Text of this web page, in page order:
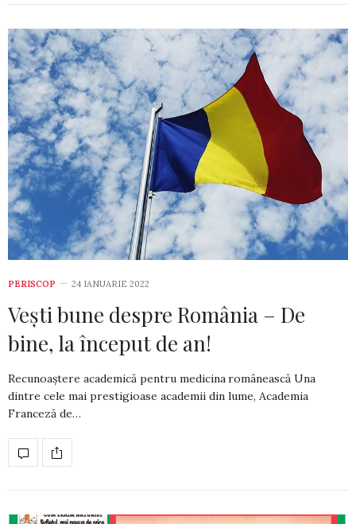
PERISCOP 24 IANUARIE 2022
Vești bune despre România – De
bine, la început de an!
Recunoaștere academică pentru medicina românească Una
dintre cele mai prestigioase aca­de­mii din lume, Academia
Franceză de…